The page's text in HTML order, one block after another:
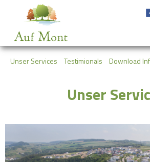
Unser Services Testimionals Download
Unser